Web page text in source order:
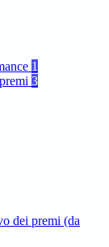
1
3
dei premi (da